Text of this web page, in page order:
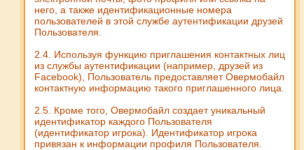
него, а также идентификационные номера
пользователей в этой службе аутентификации друзей
Пользователя.
2.4. Используя функцию приглашения контактных лиц
из службы аутентификации (например, друзей из
Facebook), Пользователь предоставляет Овермобайл
контактную информацию такого приглашенного лица.
2.5. Кроме того, Овермобайл создает уникальный
идентификатор каждого Пользователя
(идентификатор игрока). Идентификатор игрока
привязан к информации профиля Пользователя.